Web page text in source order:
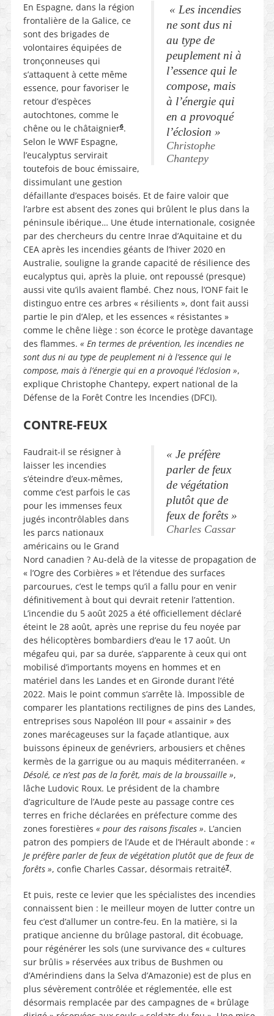
« Les incendies
ne sont dus ni
au type de
peuplement ni à
l’essence qui le
compose, mais
à l’énergie qui
en a provoqué
l’éclosion »
Christophe
Chantepy
En Espagne, dans la région
frontalière de la Galice, ce
sont des brigades de
volontaires équipées de
tronçonneuses qui
s’attaquent à cette même
essence, pour favoriser le
retour d’espèces
autochtones, comme le
chêne ou le châtaignier6.
Selon le WWF Espagne,
l’eucalyptus servirait
toutefois de bouc émissaire,
dissimulant une gestion
défaillante d’espaces boisés. Et de faire valoir que
l’arbre est absent des zones qui brûlent le plus dans la
péninsule ibérique… Une étude internationale, cosignée
par des chercheurs du centre Inrae d’Aquitaine et du
CEA après les incendies géants de l’hiver 2020 en
Australie, souligne la grande capacité de résilience des
eucalyptus qui, après la pluie, ont repoussé (presque)
aussi vite qu’ils avaient flambé. Chez nous, l’ONF fait le
distinguo entre ces arbres « résilients », dont fait aussi
partie le pin d’Alep, et les essences « résistantes »
comme le chêne liège : son écorce le protège davantage
des flammes. « En termes de prévention, les incendies ne
sont dus ni au type de peuplement ni à l’essence qui le
compose, mais à l’énergie qui en a provoqué l’éclosion »,
explique Christophe Chantepy, expert national de la
Défense de la Forêt Contre les Incendies (DFCI).
CONTRE-FEUX
« Je préfère
parler de feux
de végétation
plutôt que de
feux de forêts »
Charles Cassar
Faudrait-il se résigner à
laisser les incendies
s’éteindre d’eux-mêmes,
comme c’est parfois le cas
pour les immenses feux
jugés incontrôlables dans
les parcs nationaux
américains ou le Grand
Nord canadien ? Au-delà de la vitesse de propagation de
« l’Ogre des Corbières » et l’étendue des surfaces
parcourues, c’est le temps qu’il a fallu pour en venir
définitivement à bout qui devrait retenir l’attention.
L’incendie du 5 août 2025 a été officiellement déclaré
éteint le 28 août, après une reprise du feu noyée par
des hélicoptères bombardiers d’eau le 17 août. Un
mégafeu qui, par sa durée, s’apparente à ceux qui ont
mobilisé d’importants moyens en hommes et en
matériel dans les Landes et en Gironde durant l’été
2022. Mais le point commun s’arrête là. Impossible de
comparer les plantations rectilignes de pins des Landes,
entreprises sous Napoléon III pour « assainir » des
zones marécageuses sur la façade atlantique, aux
buissons épineux de genévriers, arbousiers et chênes
kermès de la garrigue ou au maquis méditerranéen. «
Désolé, ce n’est pas de la forêt, mais de la broussaille »,
lâche Ludovic Roux. Le président de la chambre
d’agriculture de l’Aude peste au passage contre ces
terres en friche déclarées en préfecture comme des
zones forestières « pour des raisons fiscales ». L’ancien
patron des pompiers de l’Aude et de l’Hérault abonde : «
Je préfère parler de feux de végétation plutôt que de feux de
forêts », confie Charles Cassar, désormais retraité7.
Et puis, reste ce levier que les spécialistes des incendies
connaissent bien : le meilleur moyen de lutter contre un
feu c’est d’allumer un contre-feu. En la matière, si la
pratique ancienne du brûlage pastoral, dit écobuage,
pour régénérer les sols (une survivance des « cultures
sur brûlis » réservées aux tribus de Bushmen ou
d’Amérindiens dans la Selva d’Amazonie) est de plus en
plus sévèrement contrôlée et réglementée, elle est
désormais remplacée par des campagnes de « brûlage